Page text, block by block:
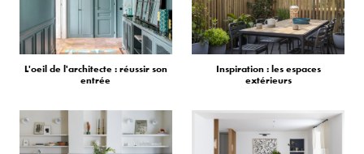
L'oeil de l'architecte : réussir son
entrée
Inspiration : les espaces
extérieurs